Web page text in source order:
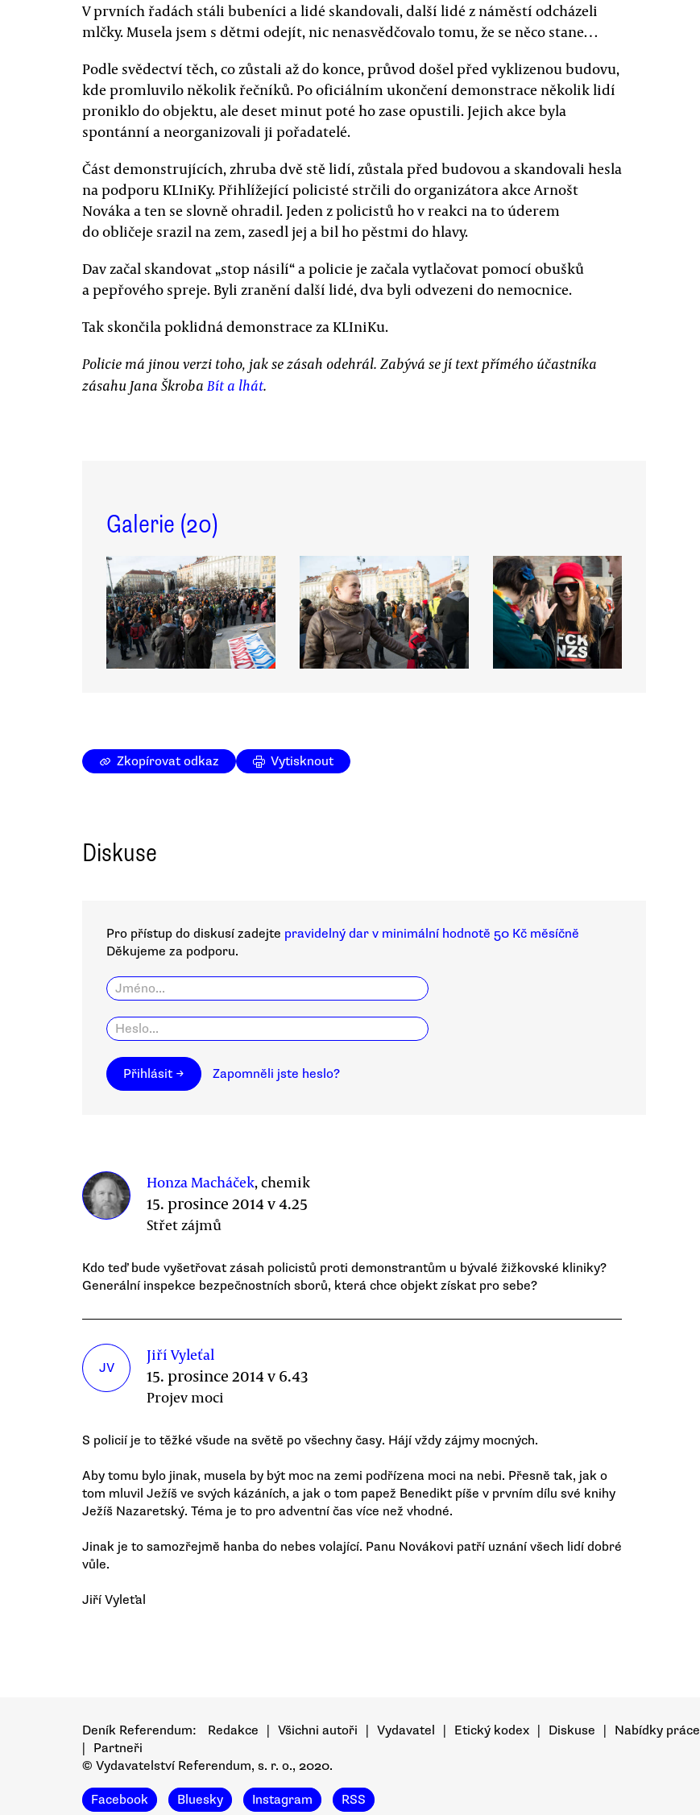
V prvních řadách stáli bubeníci a lidé skandovali, další lidé z náměstí odcházeli
mlčky. Musela jsem s dětmi odejít, nic nenasvědčovalo tomu, že se něco stane…
Podle svědectví těch, co zůstali až do konce, průvod došel před vyklizenou budovu,
kde promluvilo několik řečníků. Po oficiálním ukončení demonstrace několik lidí
proniklo do objektu, ale deset minut poté ho zase opustili. Jejich akce byla
spontánní a neorganizovali ji pořadatelé.
Část demonstrujících, zhruba dvě stě lidí, zůstala před budovou a skandovali hesla
na podporu KLIniKy. Přihlížející policisté strčili do organizátora akce Arnošt
Nováka a ten se slovně ohradil. Jeden z policistů ho v reakci na to úderem
do obličeje srazil na zem, zasedl jej a bil ho pěstmi do hlavy.
Dav začal skandovat „stop násilí“ a policie je začala vytlačovat pomocí obušků
a pepřového spreje. Byli zranění další lidé, dva byli odvezeni do nemocnice.
Tak skončila poklidná demonstrace za KLIniKu.
Policie má jinou verzi toho, jak se zásah odehrál. Zabývá se jí text přímého účastníka
zásahu Jana Škroba Bít a lhát.
Galerie (20)
Zkopírovat odkaz Vytisknout
Diskuse
Pro přístup do diskusí zadejte pravidelný dar v minimální hodnotě 50 Kč měsíčně
Děkujeme za podporu.
Přihlásit → Zapomněli jste heslo?
Honza Macháček, chemik
15. prosince 2014 v 4.25
Střet zájmů
Kdo teď bude vyšetřovat zásah policistů proti demonstrantům u bývalé žižkovské kliniky?
Generální inspekce bezpečnostních sborů, která chce objekt získat pro sebe?
JV
Jiří Vyleťal
15. prosince 2014 v 6.43
Projev moci
S policií je to těžké všude na světě po všechny časy. Hájí vždy zájmy mocných.
Aby tomu bylo jinak, musela by být moc na zemi podřízena moci na nebi. Přesně tak, jak o
tom mluvil Ježíš ve svých kázáních, a jak o tom papež Benedikt píše v prvním dílu své knihy
Ježíš Nazaretský. Téma je to pro adventní čas více než vhodné.
Jinak je to samozřejmě hanba do nebes volající. Panu Novákovi patří uznání všech lidí dobré
vůle.
Jiří Vyleťal
Deník Referendum: Redakce Všichni autoři Vydavatel Etický kodex Diskuse Nabídky práce
Partneři
© Vydavatelství Referendum, s. r. o., 2020.
Facebook Bluesky Instagram RSS